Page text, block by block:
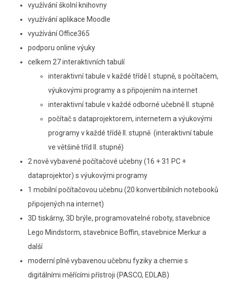
využívání školní knihovny
využívání aplikace Moodle
využívání Office365
podporu online výuky
celkem 27 interaktivních tabulí
interaktivní tabule v každé třídě I. stupně, s počítačem,
výukovými programy a s připojením na internet
interaktivní tabule v každé odborné učebně II. stupně
počítač s dataprojektorem, internetem a výukovými
programy v každé třídě II. stupně (interaktivní tabule
ve většině tříd II. stupně)
2 nově vybavené počítačové učebny (16 + 31 PC +
dataprojektor) s výukovými programy
1 mobilní počítačovou učebnu (20 konvertibilních notebooků
připojených na internet)
3D tiskárny, 3D brýle, programovatelné roboty, stavebnice
Lego Mindstorm, stavebnice Boffin, stavebnice Merkur a
další
moderní plně vybavenou učebnu fyziky a chemie s
digitálními měřícími přístroji (PASCO, EDLAB)